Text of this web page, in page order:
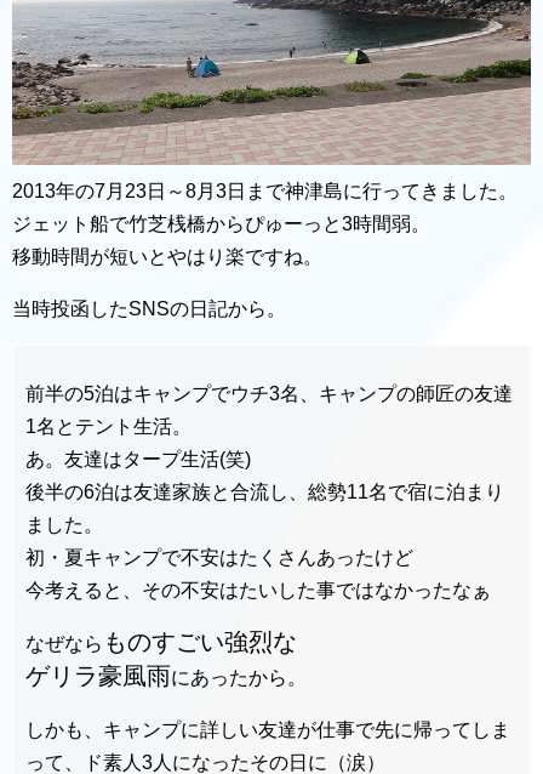
2013年の7月23日～8月3日まで神津島に行ってきました。
ジェット船で竹芝桟橋からぴゅーっと3時間弱。
移動時間が短いとやはり楽ですね。
当時投函したSNSの日記から。
前半の5泊はキャンプでウチ3名、キャンプの師匠の友達
1名とテント生活。
あ。友達はタープ生活(笑)
後半の6泊は友達家族と合流し、総勢11名で宿に泊まり
ました。
初・夏キャンプで不安はたくさんあったけど
今考えると、その不安はたいした事ではなかったなぁ
なぜなら ものすごい強烈な
ゲリラ豪風雨にあったから。
しかも、キャンプに詳しい友達が仕事で先に帰ってしま
って、ド素人3人になったその日に（涙）